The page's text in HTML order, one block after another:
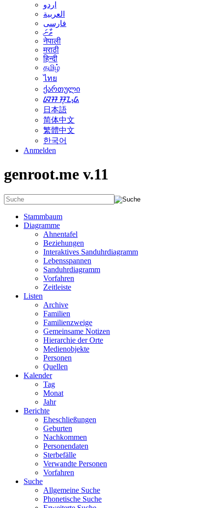
اردو
العربية
فارسی
ތާނަ
नेपाली
मराठी
हिन्दी
தமிழ்
ไทย
ქართული
ᮘᮞ ᮞᮥᮔ᮪ᮓ
日本語
简体中文
繁體中文
한국어
Anmelden
genroot.me v.11
Stammbaum
Diagramme
Ahnentafel
Beziehungen
Interaktives Sanduhrdiagramm
Lebensspannen
Sanduhrdiagramm
Vorfahren
Zeitleiste
Listen
Archive
Familien
Familienzweige
Gemeinsame Notizen
Hierarchie der Orte
Medienobjekte
Personen
Quellen
Kalender
Tag
Monat
Jahr
Berichte
Eheschließungen
Geburten
Nachkommen
Personendaten
Sterbefälle
Verwandte Personen
Vorfahren
Suche
Allgemeine Suche
Phonetische Suche